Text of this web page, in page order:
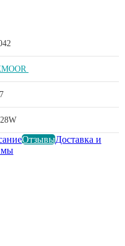
ОтзывыДоставка и
мы